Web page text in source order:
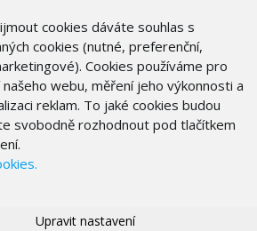
cookies dáváte souhlas s
cookies (nutné, preferenční,
Cookies používáme pro
webu, měření jeho výkonnosti a
reklam. To jaké cookies budou
svobodně rozhodnout pod tlačítkem
Upravit nastavení